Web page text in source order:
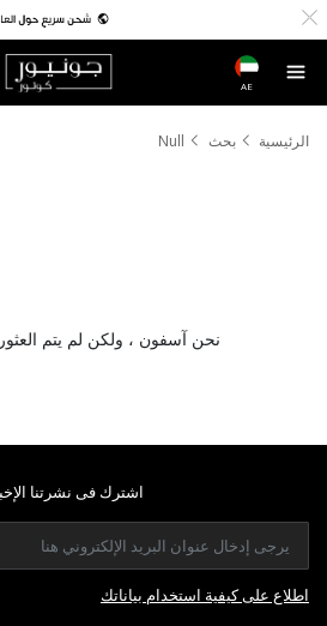
AE
الرئيسية بحث Null
نحن آسفون ، ولكن لم يتم
اشترك فى نشرتنا
اطلاع على كيفية استخدام بياناتك